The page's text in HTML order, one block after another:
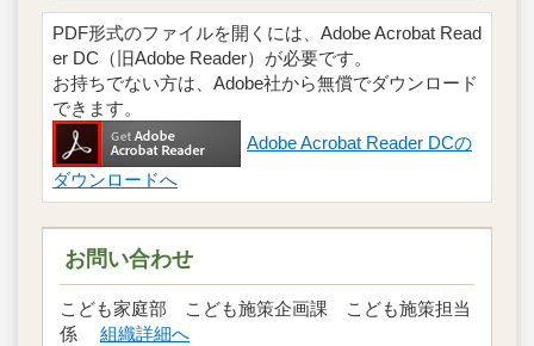
PDF形式のファイルを開くには、Adobe Acrobat Read
er DC（旧Adobe Reader）が必要です。
お持ちでない方は、Adobe社から無償でダウンロード
できます。
Adobe Acrobat Reader DCの
ダウンロードへ
お問い合わせ
こども家庭部 こども施策企画課 こども施策担当
係 組織詳細へ